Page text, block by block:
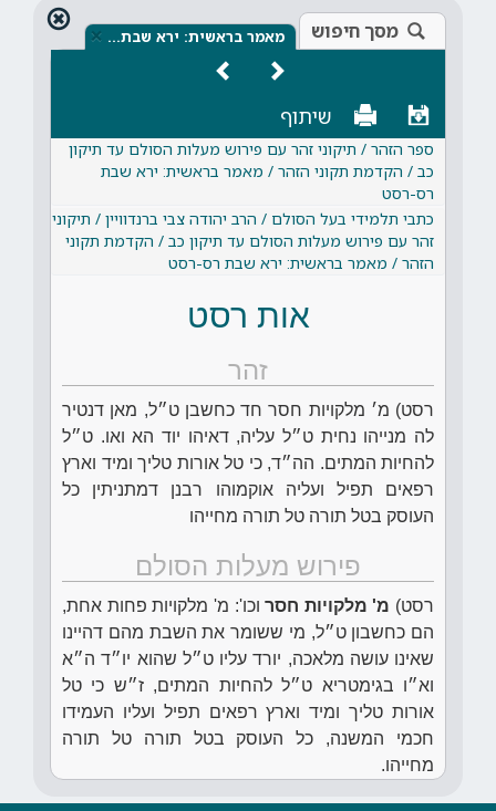
מסך חיפוש מאמר בראשית: ירא שבת… ×
שיתוף
ספר הזהר / תיקוני זהר עם פירוש מעלות הסולם עד תיקון
כב / הקדמת תקוני הזהר / מאמר בראשית: ירא שבת
רס-רסט
כתבי תלמידי בעל הסולם / הרב יהודה צבי ברנדוויין / תיקוני
זהר עם פירוש מעלות הסולם עד תיקון כב / הקדמת תקוני
הזהר / מאמר בראשית: ירא שבת רס-רסט
אות רסט
זהר
רסט) מ׳ מלקויות חסר חד כחשבן ט״ל, מאן דנטיר
לה מנייהו נחית ט״ל עליה, דאיהו יוד הא ואו. ט״ל
להחיות המתים. הה״ד, כי טל אורות טליך ומיד וארץ
רפאים תפיל ועליה אוקמוהו רבנן דמתניתין כל
העוסק בטל תורה טל תורה מחייהו
פירוש מעלות הסולם
רסט) מ' מלקויות חסרוכו': מ' מלקויות פחות אחת,
הם כחשבון ט״ל, מי ששומר את השבת מהם דהיינו
שאינו עושה מלאכה, יורד עליו ט״ל שהוא יו״ד ה״א
וא״ו בגימטריא ט״ל להחיות המתים, ז״ש כי טל
אורות טליך ומיד וארץ רפאים תפיל ועליו העמידו
חכמי המשנה, כל העוסק בטל תורה טל תורה
מחייהו.